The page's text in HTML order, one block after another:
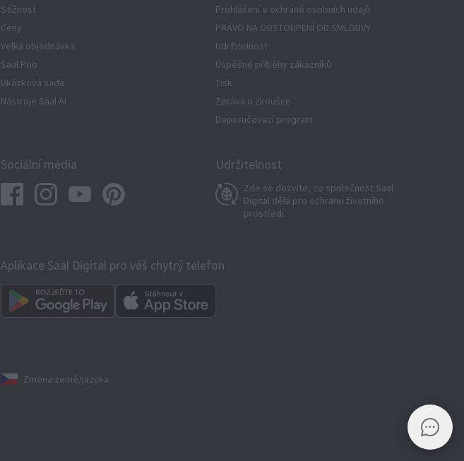
Stížnost
Ceny
Velká objednávka
Saal Prio
Ukázková sada
Nástroje Saal AI
Prohlášení o ochraně osobních údajů
PRÁVO NA ODSTOUPENÍ OD SMLOUVY
Udržitelnost
Úspěšné příběhy zákazníků
Tisk
Zpráva o zkoušce
Doporučovací program
Sociální média Udržitelnost
Zde se dozvíte, co společnost Saal
Digital dělá pro ochranu životního
prostředí.
Aplikace Saal Digital pro váš chytrý telefon
Změna země/jazyka